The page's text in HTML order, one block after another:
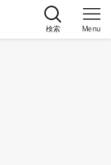
検索 Menu